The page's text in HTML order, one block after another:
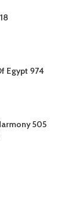
Egypt 974
505